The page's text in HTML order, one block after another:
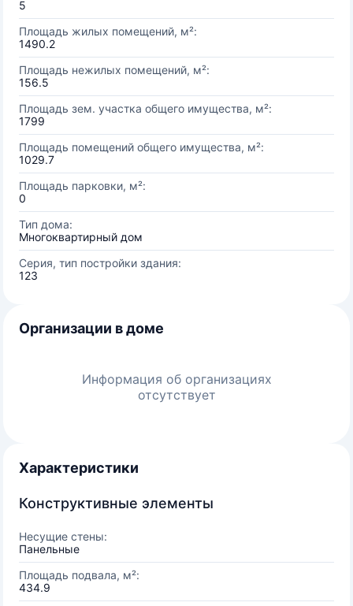
5
Площадь жилых помещений, м²:
1490.2
Площадь нежилых помещений, м²:
156.5
Площадь зем. участка общего имущества, м²:
1799
Площадь помещений общего имущества, м²:
1029.7
Площадь парковки, м²:
0
Тип дома:
Многоквартирный дом
Серия, тип постройки здания:
123
Организации в доме
Информация об организациях
отсутствует
Характеристики
Конструктивные элементы
Несущие стены:
Панельные
Площадь подвала, м²:
434.9